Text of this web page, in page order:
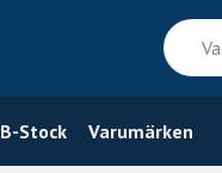
Vad
söker
du
efter?
B-Stock Varumärken